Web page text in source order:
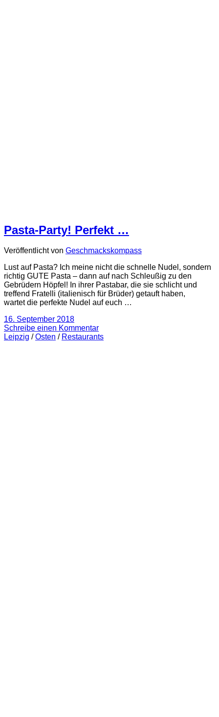
Pasta-Party! Perfekt …
Veröffentlicht von Geschmackskompass
Lust auf Pasta? Ich meine nicht die schnelle Nudel, sondern
richtig GUTE Pasta – dann auf nach Schleußig zu den
Gebrüdern Höpfel! In ihrer Pastabar, die sie schlicht und
treffend Fratelli (italienisch für Brüder) getauft haben,
wartet die perfekte Nudel auf euch …
16. September 2018
Schreibe einen Kommentar
Leipzig / Osten / Restaurants